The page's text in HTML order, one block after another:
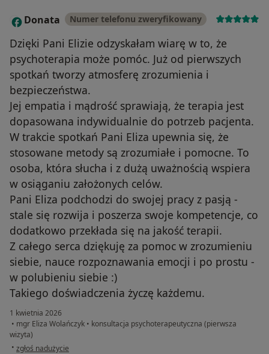
D Donata Numer telefonu zweryfikowany
Dzięki Pani Elizie odzyskałam wiarę w to, że
psychoterapia może pomóc. Już od pierwszych
spotkań tworzy atmosferę zrozumienia i
bezpieczeństwa.
Jej empatia i mądrość sprawiają, że terapia jest
dopasowana indywidualnie do potrzeb pacjenta.
W trakcie spotkań Pani Eliza upewnia się, że
stosowane metody są zrozumiałe i pomocne. To
osoba, która słucha i z dużą uważnością wspiera
w osiąganiu założonych celów.
Pani Eliza podchodzi do swojej pracy z pasją -
stale się rozwija i poszerza swoje kompetencje, co
dodatkowo przekłada się na jakość terapii.
Z całego serca dziękuję za pomoc w zrozumieniu
siebie, nauce rozpoznawania emocji i po prostu -
w polubieniu siebie :)
Takiego doświadczenia życzę każdemu.
1 kwietnia 2026
• mgr Eliza Wolańczyk • konsultacja psychoterapeutyczna (pierwsza
wizyta)
• w opinii użytkownika Donata
zgłoś nadużycie